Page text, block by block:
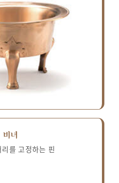
비녀
를 고정하는 핀